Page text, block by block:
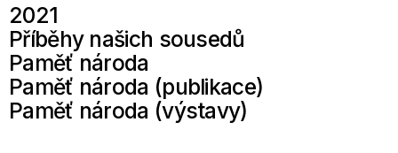
2021
Příběhy našich sousedů
Paměť národa
Paměť národa (publikace)
Paměť národa (výstavy)